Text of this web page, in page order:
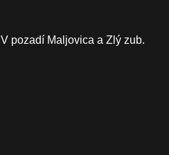
V pozadí Maljovica a Zlý zub.